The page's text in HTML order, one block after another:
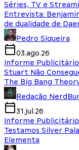
Séries, TV e
Entrevista:
de dualidade de
Pedro Siqueira
03.ago.26
Informe Publicitário
Stuart Não
The Big Bang
Redação
31.jul.26
Informe Publicitário
Testamos Silver
Elementa